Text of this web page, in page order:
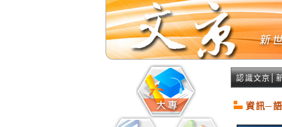
認識文京
資訊─